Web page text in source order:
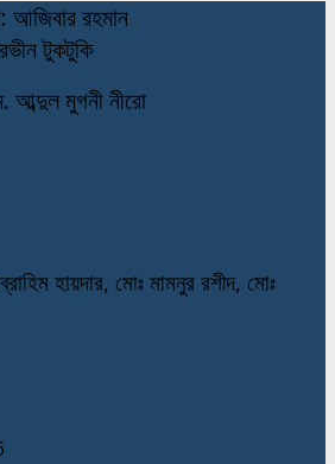
রহমান
টুকটুকি
আব্দুল মুগনী নীরো
হায়দার, মোঃ মামনুর রশীদ, মোঃ